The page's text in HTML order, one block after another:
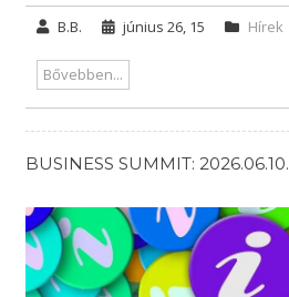
B.B. június 26, 15 Hírek
Bővebben...
BUSINESS SUMMIT: 2026.06.10.